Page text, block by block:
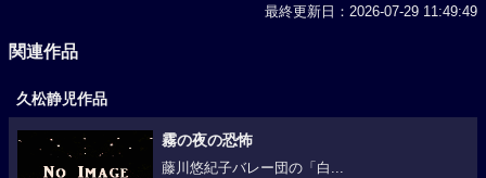
最終更新日：2026-07-29 11:49:49
関連作品
久松静児作品
霧の夜の恐怖
藤川悠紀子バレー団の「白...